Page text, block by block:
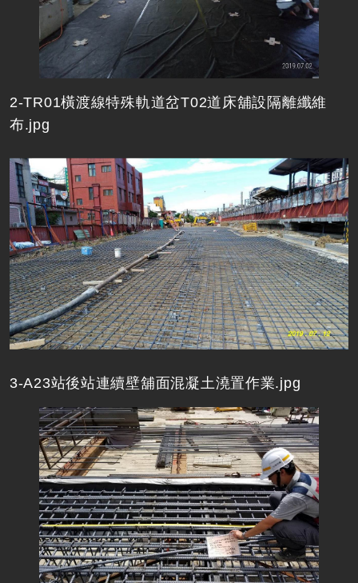
2-TR01橫渡線特殊軌道岔T02道床舖設隔離纖維
布.jpg
3-A23站後站連續壁舖面混凝土澆置作業.jpg